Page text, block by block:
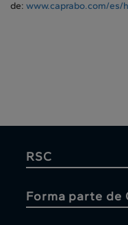
de: www.caprabo.com/es/
RSC
Forma parte de